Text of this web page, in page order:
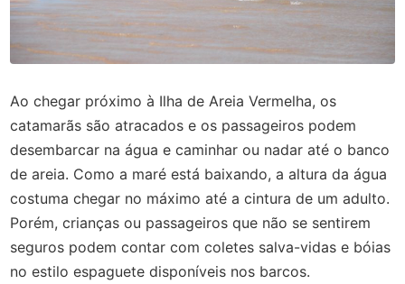
Ao chegar próximo à Ilha de Areia Vermelha, os
catamarãs são atracados e os passageiros podem
desembarcar na água e caminhar ou nadar até o banco
de areia. Como a maré está baixando, a altura da água
costuma chegar no máximo até a cintura de um adulto.
Porém, crianças ou passageiros que não se sentirem
seguros podem contar com coletes salva-vidas e bóias
no estilo espaguete disponíveis nos barcos.